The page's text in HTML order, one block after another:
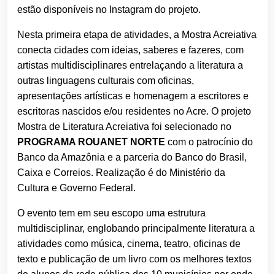
estão disponíveis no Instagram do projeto.
Nesta primeira etapa de atividades, a Mostra Acreiativa
conecta cidades com ideias, saberes e fazeres, com
artistas multidisciplinares entrelaçando a literatura a
outras linguagens culturais com oficinas,
apresentações artísticas e homenagem a escritores e
escritoras nascidos e/ou residentes no Acre. O projeto
Mostra de Literatura Acreiativa foi selecionado no
PROGRAMA ROUANET NORTE com o patrocínio do
Banco da Amazônia e a parceria do Banco do Brasil,
Caixa e Correios. Realização é do Ministério da
Cultura e Governo Federal.
O evento tem em seu escopo uma estrutura
multidisciplinar, englobando principalmente literatura a
atividades como música, cinema, teatro, oficinas de
texto e publicação de um livro com os melhores textos